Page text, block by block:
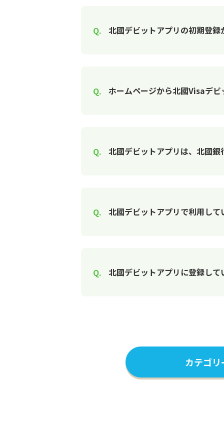
北國デビットアプリの初期登録
ホームページから北國Visaデ
北國デビットアプリは、北國
北國デビットアプリで利用し
北國デビットアプリに登録し
カテゴ